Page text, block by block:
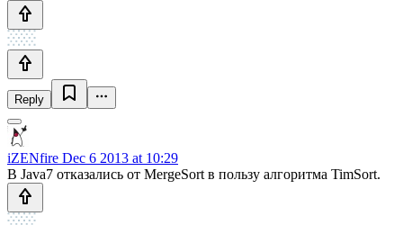
Reply
iZENfire Dec 6 2013 at 10:29
В Java7 отказались от MergeSort в пользу алгоритма TimSort.